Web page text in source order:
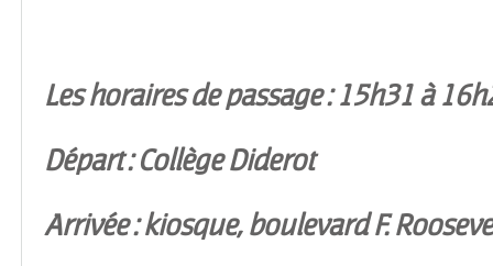
Les horaires de passage : 15h31 à
Départ : Collège Diderot
Arrivée : kiosque, boulevard F.